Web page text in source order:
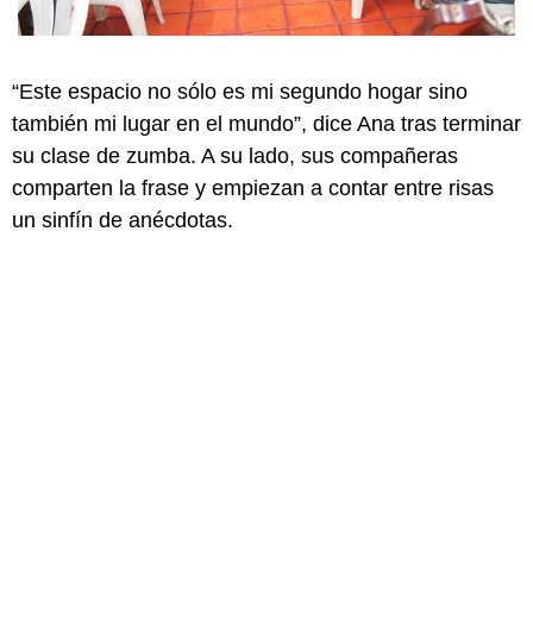
“Este espacio no sólo es mi segundo hogar sino
también mi lugar en el mundo”, dice Ana tras terminar
su clase de zumba. A su lado, sus compañeras
comparten la frase y empiezan a contar entre risas
un sinfín de anécdotas.